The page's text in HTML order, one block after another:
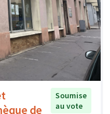
de
Soumise
au vote